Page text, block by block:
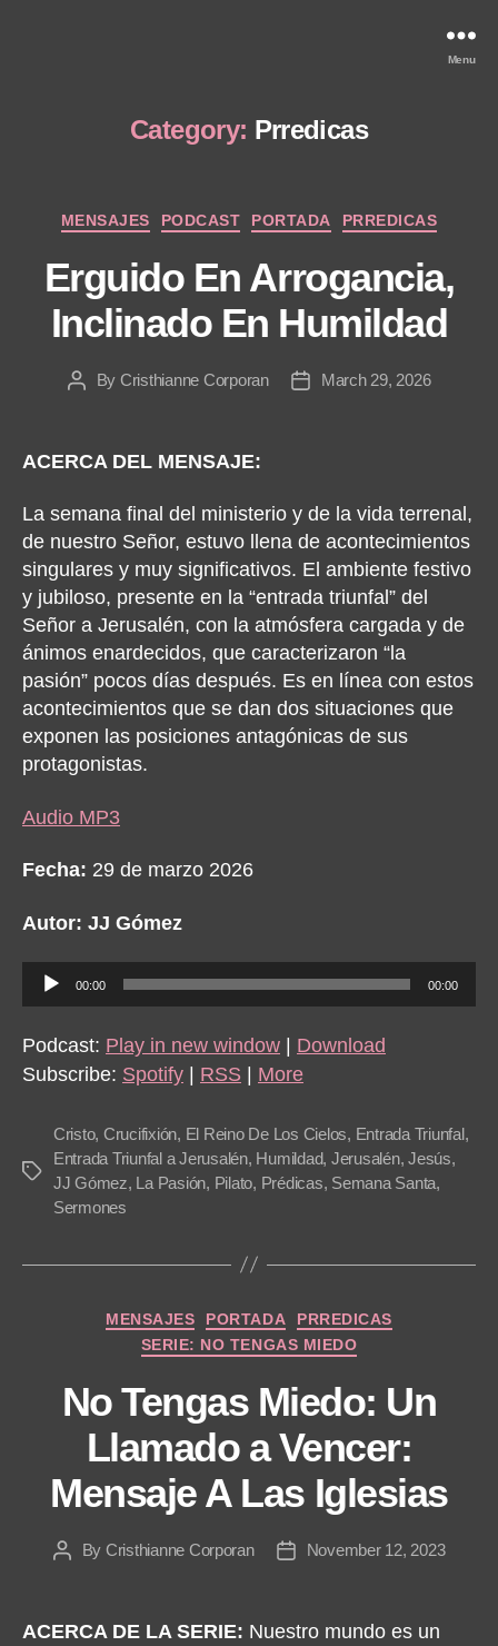
Menu
Category: Prredicas
Categories
MENSAJES PODCAST PORTADA PRREDICAS
Erguido En Arrogancia,
Inclinado En Humildad
PostBy Cristhianne Corporan
PostMarch 29, 2026
ACERCA DEL MENSAJE:
La semana final del ministerio y de la vida terrenal,
de nuestro Señor, estuvo llena de acontecimientos
singulares y muy significativos. E l ambiente festivo
y jubiloso, presente en la “entrada triunfal” del
Señor a Jerusalén, con la atmósfera cargada y de
ánimos enardecidos, que caracterizaron “la
pasión” pocos días después. Es en línea con estos
acontecimientos que se dan dos situaciones que
exponen las posiciones antagónicas de sus
protagonistas.
Audio MP3
Fecha: 29 de marzo 2026
Autor: JJ Gómez
u
d
i
l
a
00:00 00:00
Podcast: Play in new window | Download
Subscribe: Spotify | RSS | More
Tags
Cristo, Crucifixión, El Reino De Los Cielos, Entrada Triunfal,
Entrada Triunfal a Jerusalén, Humildad, Jerusalén,Jesús,
JJ Gómez, La Pasión, Pilato, Prédicas, Semana Santa,
Sermones
Categories
MENSAJES PORTADA
PRREDICAS
SERIE: NO TENGAS MIEDO
No Tengas Miedo: Un
Llamado a Vencer:
Mensaje A Las Iglesias
PostBy Cristhianne Corporan
PostNovember 12, 2023
ACERCA DE LA SERIE: Nuestro mundo es un